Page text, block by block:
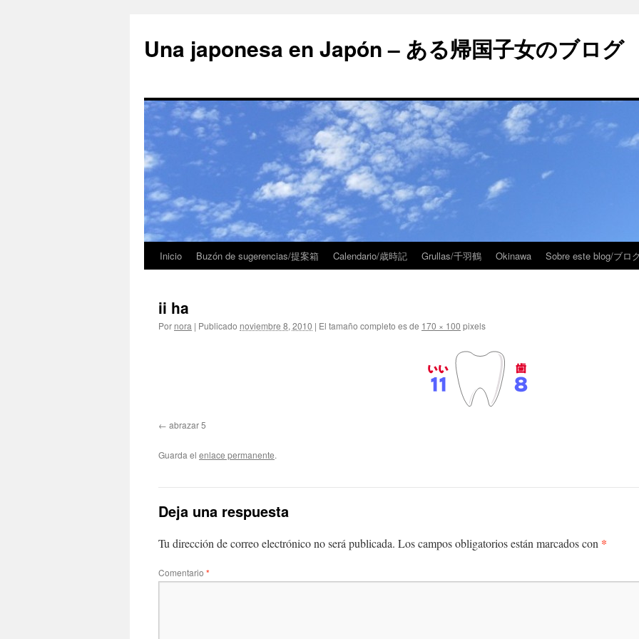
Una japonesa en Japón – ある帰国子女のブログ
Inicio Buzón de sugerencias/提案箱 Calendario/歳時記 Grullas/千羽鶴 Okinawa Sobre este blog/ブロ
ii ha
Por nora | Publicado noviembre 8, 2010 | El tamaño completo es de 170 × 100 pixels
abrazar 5
Guarda el enlace permanente.
Deja una respuesta
Tu dirección de correo electrónico no será publicada. Los campos obligatorios están marcados con *
Comentario *